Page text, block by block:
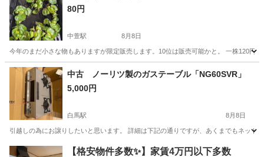
80円
中萱駅 8月8日
今年のまだ小さな物もありますが限定販売します。10位は販売可能かと。 一株120円
長野 安曇野市 中萱駅 家庭用品
中古 ノーリツ製のガステーブル「NG60SVR」
5,000円
白馬駅 8月8日
引越しの為にお譲りしたいと思います。 詳細は下記の通りですが、あくまでもネッ
長野 北安曇郡 白馬駅 調理器具
【格安物件多数✨】家賃4万円以下多数